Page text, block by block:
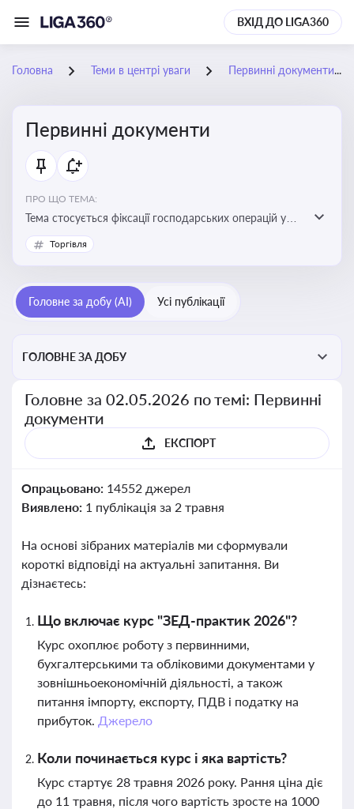
ВХІД ДО LIGA360
Головна Теми в центрі уваги Первинні документи
Первинні документи
ПРО ЩО ТЕМА:
Тема стосується фіксації господарських операцій у
бухгалтерському обліку та є основою для
податкового обліку
Торгівля
Головне за добу (AI) Усі публікації
ГОЛОВНЕ ЗА ДОБУ
Головне за 02.05.2026 по темі: Первинні
документи
ЕКСПОРТ
Опрацьовано: 14552 джерел
Виявлено: 1 публікація за 2 травня
На основі зібраних матеріалів ми сформували
короткі відповіді на актуальні запитання. Ви
дізнаєтесь:
Що включає курс "ЗЕД-практик 2026"?
Курс охоплює роботу з первинними,
бухгалтерськими та обліковими документами у
зовнішньоекономічній діяльності, а також
питання імпорту, експорту, ПДВ і податку на
прибуток. Джерело
Коли починається курс і яка вартість?
Курс стартує 28 травня 2026 року. Рання ціна діє
до 11 травня, після чого вартість зросте на 1000